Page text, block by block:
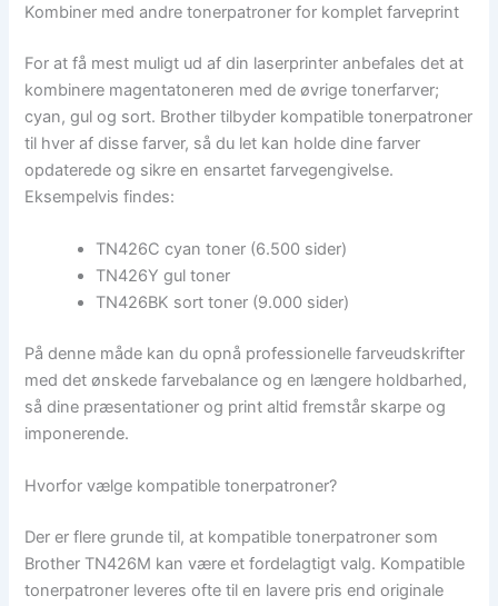
Kombiner med andre tonerpatroner for komplet farveprint
For at få mest muligt ud af din laserprinter anbefales det at
kombinere magentatoneren med de øvrige tonerfarver;
cyan, gul og sort. Brother tilbyder kompatible tonerpatroner
til hver af disse farver, så du let kan holde dine farver
opdaterede og sikre en ensartet farvegengivelse.
Eksempelvis findes:
TN426C cyan toner (6.500 sider)
TN426Y gul toner
TN426BK sort toner (9.000 sider)
På denne måde kan du opnå professionelle farveudskrifter
med det ønskede farvebalance og en længere holdbarhed,
så dine præsentationer og print altid fremstår skarpe og
imponerende.
Hvorfor vælge kompatible tonerpatroner?
Der er flere grunde til, at kompatible tonerpatroner som
Brother TN426M kan være et fordelagtigt valg. Kompatible
tonerpatroner leveres ofte til en lavere pris end originale